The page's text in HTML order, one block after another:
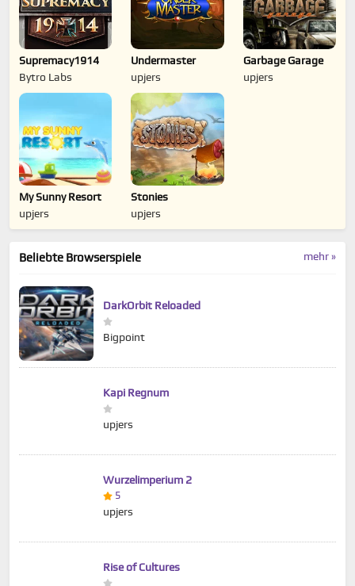
Supremacy1914
Bytro Labs
Undermaster
upjers
Garbage Garage
upjers
My Sunny Resort
upjers
Stonies
upjers
mehr »
Beliebte Browserspiele
DarkOrbit Reloaded
Bigpoint
Kapi Regnum
upjers
Wurzelimperium 2
5
upjers
Rise of Cultures